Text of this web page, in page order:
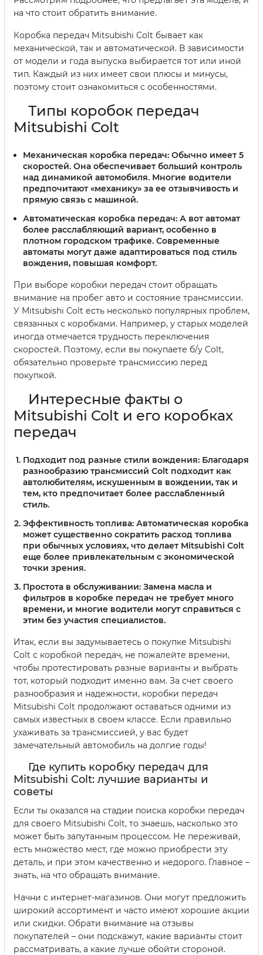
на что стоит обратить внимание.
Коробка передач Mitsubishi Colt бывает как
механической, так и автоматической. В зависимости
от модели и года выпуска выбирается тот или иной
тип. Каждый из них имеет свои плюсы и минусы,
поэтому стоит ознакомиться с особенностями.
Типы коробок передач
Mitsubishi Colt
Механическая коробка передач: Обычно имеет 5
скоростей. Она обеспечивает больший контроль
над динамикой автомобиля. Многие водители
предпочитают «механику» за ее отзывчивость и
прямую связь с машиной.
Автоматическая коробка передач: А вот автомат
более расслабляющий вариант, особенно в
плотном городском трафике. Современные
автоматы могут даже адаптироваться под стиль
вождения, повышая комфорт.
При выборе коробки передач стоит обращать
внимание на пробег авто и состояние трансмиссии.
У Mitsubishi Colt есть несколько популярных проблем,
связанных с коробками. Например, у старых моделей
иногда отмечается трудность переключения
скоростей. Поэтому, если вы покупаете б/у Colt,
обязательно проверьте трансмиссию перед
покупкой.
Интересные факты о
Mitsubishi Colt и его коробках
передач
Подходит под разные стили вождения: Благодаря
разнообразию трансмиссий Colt подходит как
автолюбителям, искушенным в вождении, так и
тем, кто предпочитает более расслабленный
стиль.
Эффективность топлива: Автоматическая коробка
может существенно сократить расход топлива
при обычных условиях, что делает Mitsubishi Colt
еще более привлекательным с экономической
точки зрения.
Простота в обслуживании: Замена масла и
фильтров в коробке передач не требует много
времени, и многие водители могут справиться с
этим без участия специалистов.
Итак, если вы задумываетесь о покупке Mitsubishi
Colt с коробкой передач, не пожалейте времени,
чтобы протестировать разные варианты и выбрать
тот, который подходит именно вам. За счет своего
разнообразия и надежности, коробки передач
Mitsubishi Colt продолжают оставаться одними из
самых известных в своем классе. Если правильно
ухаживать за трансмиссией, у вас будет
замечательный автомобиль на долгие годы!
Где купить коробку передач для
Mitsubishi Colt: лучшие варианты и
советы
Если ты оказался на стадии поиска коробки передач
для своего Mitsubishi Colt, то знаешь, насколько это
может быть запутанным процессом. Не переживай,
есть множество мест, где можно приобрести эту
деталь, и при этом качественно и недорого. Главное –
знать, на что обращать внимание.
Начни с интернет-магазинов. Они могут предложить
широкий ассортимент и часто имеют хорошие акции
или скидки. Обрати внимание на отзывы
покупателей – они подскажут, какие варианты стоит
рассматривать, а какие лучше обойти стороной.